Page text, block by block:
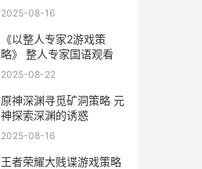
技能怎么用
2025-08-16
《以整人专家2游戏策
略》 整人专家国语观看
2025-08-22
原神深渊寻觅矿洞策略 元
神探索深渊的诱惑
2025-08-16
王者荣耀大贱谍游戏策略